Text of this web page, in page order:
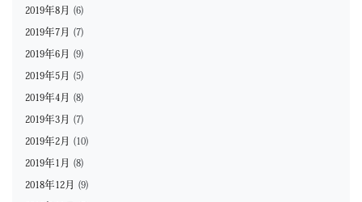
2019年8月 (6)
2019年7月 (7)
2019年6月 (9)
2019年5月 (5)
2019年4月 (8)
2019年3月 (7)
2019年2月 (10)
2019年1月 (8)
2018年12月 (9)